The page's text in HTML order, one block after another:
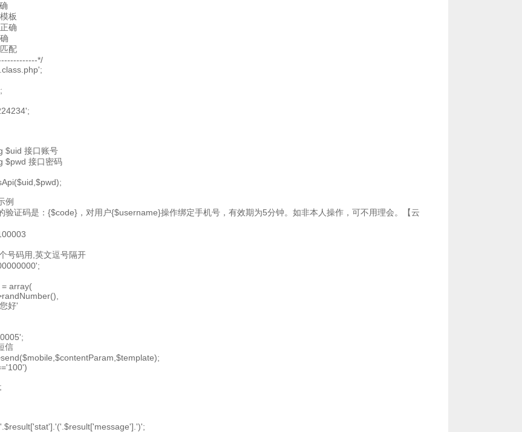
板
确
配
*/
$uid 接口账号
$pwd 接口密码
例
验证码是：{$code}，对用户{$username}操作绑定手机号，有效期为5分钟。如非本人操作，可不用理会。【云
号码用,英文逗号隔开
array(
好'
信